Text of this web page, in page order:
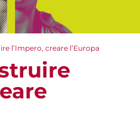
l’Impero, creare l’Europa